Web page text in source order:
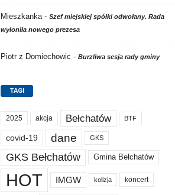
Mieszkanka- Szef miejskiej spółki odwołany. Rada
wyłoniła nowego prezesa
Piotr z Domiechowic - Burzliwa sesja rady gminy
TAGI
2025 akcja Bełchatów BTF
covid-19 dane GKS
GKS Bełchatów Gmina Bełchatów
HOT IMGW kolizja koncert